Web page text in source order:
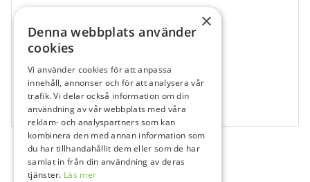
528812
Sendoline K-Reamer, Nr 20, 28 mm,
6 st
×
Denna webbplats använder
cookies
Vi använder cookies för att anpassa
innehåll, annonser och för att analysera vår
trafik. Vi delar också information om din
användning av vår webbplats med våra
reklam- och analyspartners som kan
kombinera den med annan information som
du har tillhandahållit dem eller som de har
samlat in från din användning av deras
tjänster. Läs mer